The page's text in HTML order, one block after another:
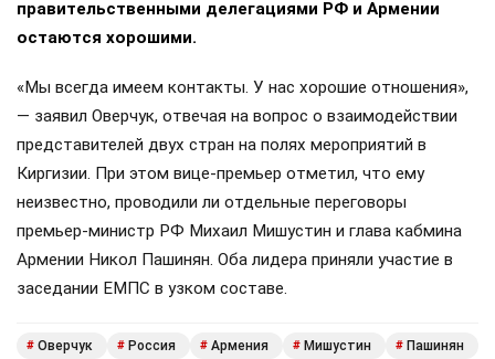
правительственными делегациями РФ и Армении
остаются хорошими.
«Мы всегда имеем контакты. У нас хорошие отношения»,
— заявил Оверчук, отвечая на вопрос о взаимодействии
представителей двух стран на полях мероприятий в
Киргизии. При этом вице-премьер отметил, что ему
неизвестно, проводили ли отдельные переговоры
премьер-министр РФ Михаил Мишустин и глава кабмина
Армении Никол Пашинян. Оба лидера приняли участие в
заседании ЕМПС в узком составе.
# Оверчук # Россия # Армения # Мишустин # Пашинян